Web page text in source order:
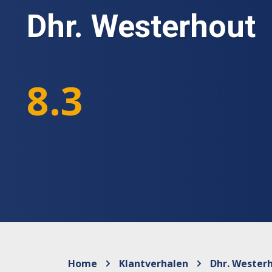
Dhr. Westerhout
8.3
Home Klantverhalen Dhr.